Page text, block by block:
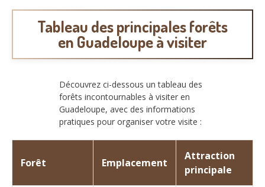
Tableau des principales forêts
en Guadeloupe à visiter
Découvrez ci-dessous un tableau des
forêts incontournables à visiter en
Guadeloupe, avec des informations
pratiques pour organiser votre visite :
Forêt Emplacement
Attraction
principale